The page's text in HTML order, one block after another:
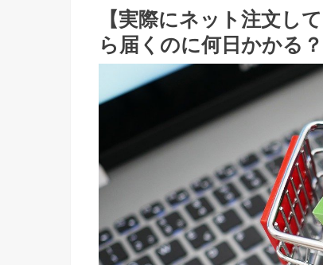
【実際にネット注文し
ら届くのに何日かかる？